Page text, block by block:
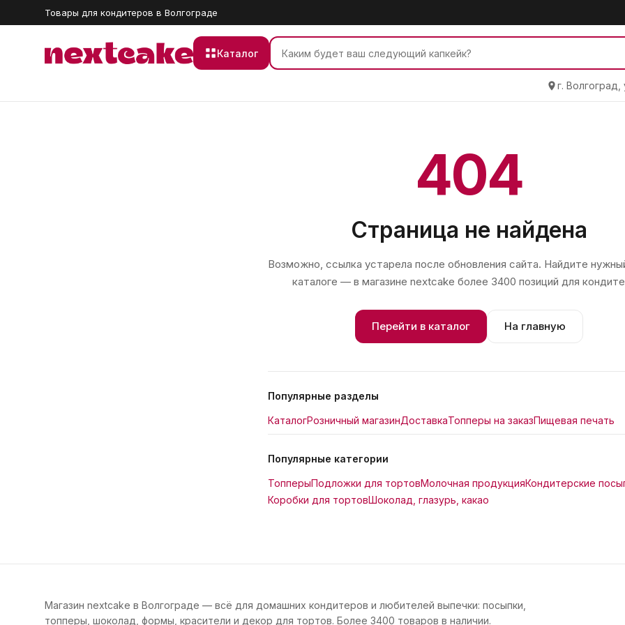
Товары для кондитеров в Волгограде
Каталог
г.
404
Страница не найдена
Возможно, ссылка устарела после обновления сайта. Найдите
каталоге — в магазине nextcake более 3400 позиций для
Перейти в каталог На главную
Популярные разделы
КаталогРозничный магазинДоставкаТопперы на заказПищевая печать
Популярные категории
ТопперыПодложки для тортовМолочная продукцияКондитерские
Коробки для тортовШоколад, глазурь, какао
Магазин nextcake в Волгограде — всё для домашних кондитеров и любителей выпечки: посыпки,
топперы, шоколад, формы, красители и декор для тортов. Более 3400 товаров в наличии.